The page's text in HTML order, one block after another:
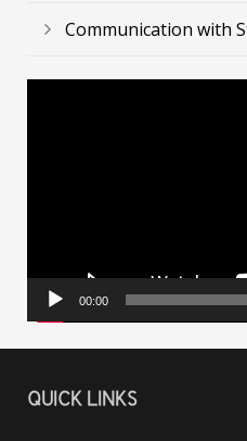
Communication with
00:00
QUICK LINKS